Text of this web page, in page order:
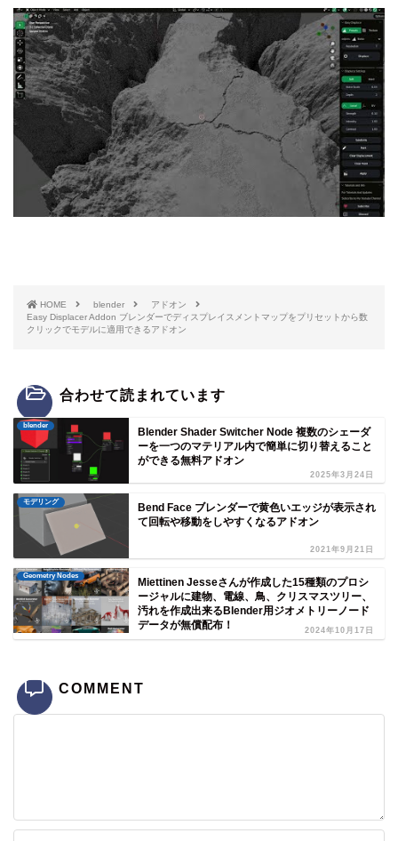
HOME blender
アドオン
Easy Displacer Addon ブレンダーでディスプレイスメントマップをプリセットから数
クリックでモデルに適用できるアドオン
合わせて読まれています
blender
Blender Shader Switcher Node 複数のシェーダ
ーを一つのマテリアル内で簡単に切り替えること
ができる無料アドオン
2025年3月24日
モデリング
Bend Face ブレンダーで黄色いエッジが表示され
て回転や移動をしやすくなるアドオン
2021年9月21日
Geometry Nodes
Miettinen Jesseさんが作成した15種類のプロシ
ージャルに建物、電線、鳥、クリスマスツリー、
汚れを作成出来るBlender用ジオメトリーノード
データが無償配布！
2024年10月17日
COMMENT